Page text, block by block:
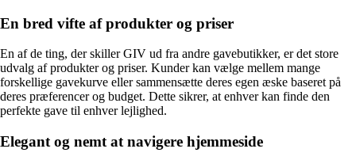
En bred vifte af produkter og priser
En af de ting, der skiller GIV ud fra andre gavebutikker, er det store
udvalg af produkter og priser. Kunder kan vælge mellem mange
forskellige gavekurve eller sammensætte deres egen æske baseret på
deres præferencer og budget. Dette sikrer, at enhver kan finde den
perfekte gave til enhver lejlighed.
Elegant og nemt at navigere hjemmeside